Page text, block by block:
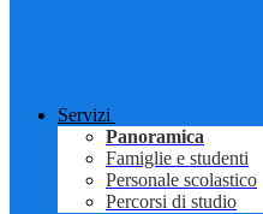
Servizi
Panoramica
Famiglie e studenti
Personale scolastico
Percorsi di studio